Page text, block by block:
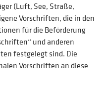
(Luft, See, Straße,
Vorschriften, die in den
für die Beförderung
und anderen
festgelegt sind. Die
Vorschriften an diese